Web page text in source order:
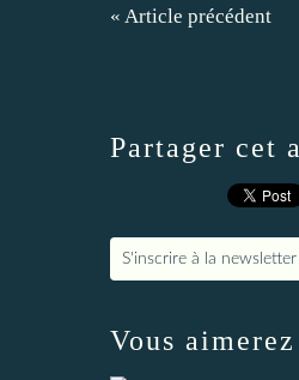
« Article précédent
Partager cet
S'inscrire à la newsletter
Vous